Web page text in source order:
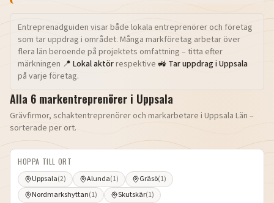
Entreprenadguiden visar både lokala entreprenörer och företag
som tar uppdrag i området. Många markföretag arbetar över
flera län beroende på projektets omfattning – titta efter
märkningen 📍 Lokal aktörrespektive 🚜 Tar uppdrag iUppsala
på varje företag.
Alla 6 markentreprenörer i Uppsala
Grävfirmor, schaktentreprenörer och markarbetare i Uppsala Län –
sorterade per ort.
HOPPA TILL ORT
Uppsala(2) Alunda(1) Gräsö(1)
Nordmarkshyttan(1) Skutskär(1)